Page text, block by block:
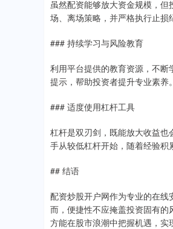
虽然配资能够放大资金规模，
场、离场策略，并严格执行止损
### 持续学习与风险教育
利用平台提供的教育资源，不
提示，帮助投资者提升专业素养
### 适度使用杠杆工具
杠杆是双刃剑，既能放大收益
手从较低杠杆开始，随着经验积
## 结语
配资炒股开户网作为专业的在
而，便捷性不应掩盖投资固有的
方能在股市浪潮中把握机遇，实